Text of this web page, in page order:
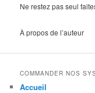
Ne restez pas seul
À propos de l’auteur
COMMANDER NOS
Accueil